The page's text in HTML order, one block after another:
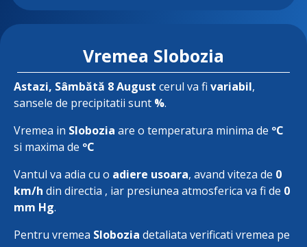
Vremea Slobozia
Astazi, Sâmbătă 8 August cerul va fi variabil,
sansele de precipitatii sunt %.
Vremea in Slobozia are o temperatura minima de ºC
si maxima de ºC
Vantul va adia cu o adiere usoara, avand viteza de 0
km/h din directia , iar presiunea atmosferica va fi de 0
mm Hg.
Pentru vremea Slobozia detaliata verificati vremea pe